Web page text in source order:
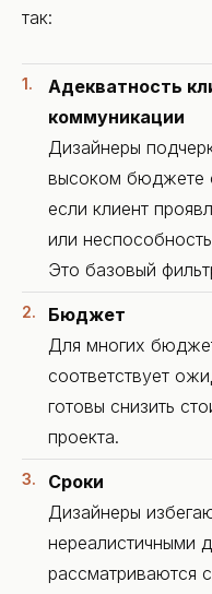
так:
Адекватность
коммуникации
Дизайнеры
высоком бюджете
если клиент
или
Это базовый
Бюджет
Для многих
соответствует
готовы снизить
проекта.
Сроки
Дизайнеры
нереалистичными
рассматриваются